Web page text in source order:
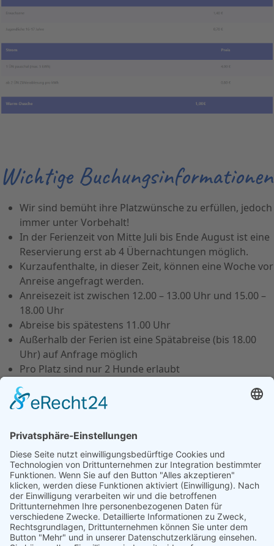
Wichtige Buchungsinformationen
Wir sind bemüht ihre Platzwünsche zu erfüllen, jedoch
immer unter Vorbehalt!
In der Ferienzeit von Mitte Juli bis Ende August ist eine
Reservierung erst ab 4 Übernachtungen möglich.
Kurzaufenthalte, in dieser Zeit, können eine Woche vor
Anreise angefragt werden.
Anreisezeit ist zwischen 12.00 – 13.00 Uhr und 15.00 –
18.00 Uhr
Abreise bis spätestens 11.00 Uhr
Außerhalb der Ferien ist eine Spätabreise (bis 18.00
Uhr) auf Anfrage möglich
Pro Platz sind nur 2 Hunde erlaubt
Hunde dürfen NICHT an den Strand und NICHT ins
Wasser